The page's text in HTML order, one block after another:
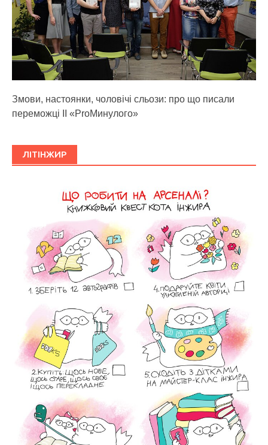
Змови, настоянки, чоловічі сльози: про що писали
переможці ІІ «ProМинулого»
ЛІТІНЖИР